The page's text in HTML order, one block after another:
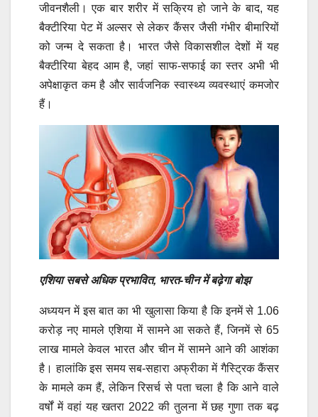
जीवनशैली। एक बार शरीर में सक्रिय हो जाने के बाद, यह
बैक्टीरिया पेट में अल्सर से लेकर कैंसर जैसी गंभीर बीमारियों
को जन्म दे सकता है। भारत जैसे विकासशील देशों में यह
बैक्टीरिया बेहद आम है, जहां साफ-सफाई का स्तर अभी भी
अपेक्षाकृत कम है और सार्वजनिक स्वास्थ्य व्यवस्थाएं कमजोर
हैं।
एशिया सबसे अधिक प्रभावित, भारत-चीन में बढ़ेगा बोझ
अध्ययन में इस बात का भी खुलासा किया है कि इनमें से 1.06
करोड़ नए मामले एशिया में सामने आ सकते हैं, जिनमें से 65
लाख मामले केवल भारत और चीन में सामने आने की आशंका
है। हालांकि इस समय सब-सहारा अफ्रीका में गैस्ट्रिक कैंसर
के मामले कम हैं, लेकिन रिसर्च से पता चला है कि आने वाले
वर्षों में वहां यह खतरा 2022 की तुलना में छह गुणा तक बढ़